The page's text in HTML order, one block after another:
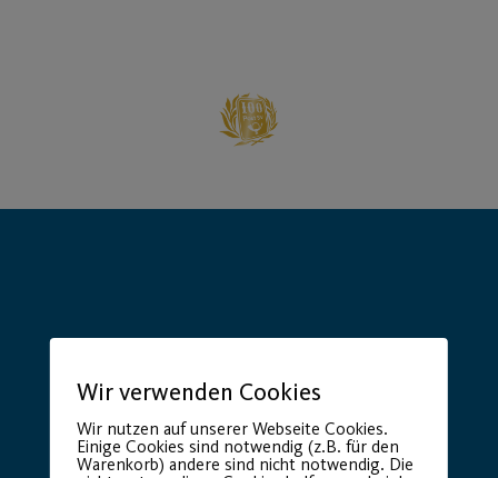
Wir verwenden Cookies
Wir nutzen auf unserer Webseite Cookies.
Einige Cookies sind notwendig (z.B. für den
Warenkorb) andere sind nicht notwendig. Die